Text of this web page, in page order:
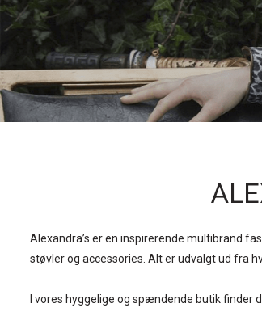
Alexandra’s er en inspirerende multibrand
støvler og accessories. Alt er udvalgt ud fra
I vores hyggelige og spændende butik finder